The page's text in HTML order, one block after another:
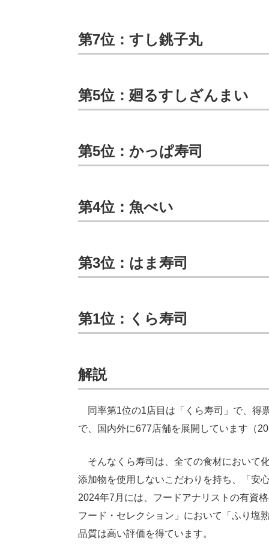
第7位：すし銚子丸
第5位：廻るすしざんまい
第5位：かっぱ寿司
第4位：魚べい
第3位：はま寿司
第1位：くら寿司
解説
同率第1位の1店目は「くら寿司」で、得
で、国内外に677店舗を展開しています（
そんなくら寿司は、全ての食材において
添加物を使用しないこだわりを持ち、「安
2024年7月には、フードアナリストの有資
フード・セレクション」において「ふり塩
品質は高い評価を得ています。